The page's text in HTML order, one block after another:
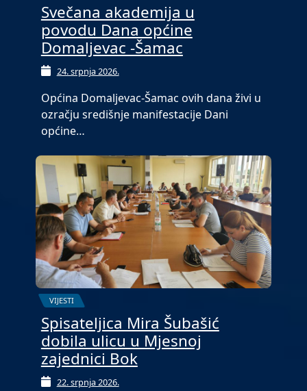
Svečana akademija u
povodu Dana općine
Domaljevac -Šamac
24. srpnja 2026.
Općina Domaljevac-Šamac ovih dana živi u
ozračju središnje manifestacije Dani
općine…
VIJESTI
Spisateljica Mira Šubašić
dobila ulicu u Mjesnoj
zajednici Bok
22. srpnja 2026.